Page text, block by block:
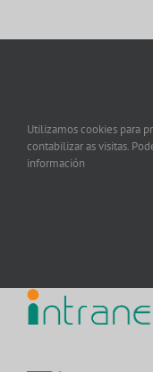
Utilizamos cookies para
contabilizar as visitas.
información